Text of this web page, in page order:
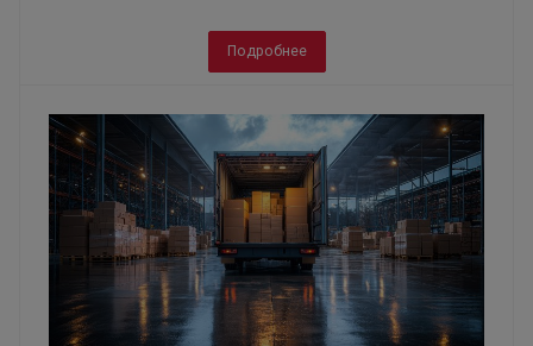
Подробнее